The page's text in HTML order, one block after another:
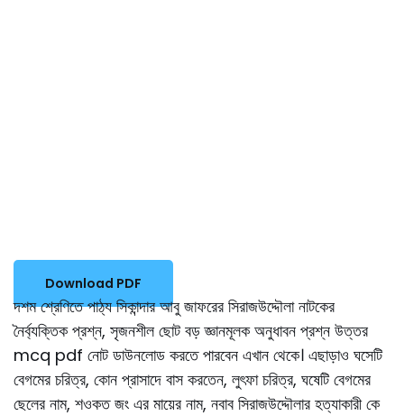
Download PDF
দশম শ্রেণিতে পাঠ্য সিকান্দার আবু জাফরের সিরাজউদ্দৌলা নাটকের
নৈর্ব্যক্তিক প্রশ্ন, সৃজনশীল ছোট বড় জ্ঞানমূলক অনুধাবন প্রশ্ন উত্তর
mcq pdf নোট ডাউনলোড করতে পারবেন এখান থেকে। এছাড়াও ঘসেটি
বেগমের চরিত্র, কোন প্রাসাদে বাস করতেন, লুৎফা চরিত্র, ঘষেটি বেগমের
ছেলের নাম, শওকত জং এর মায়ের নাম, নবাব সিরাজউদ্দৌলার হত্যাকারী কে